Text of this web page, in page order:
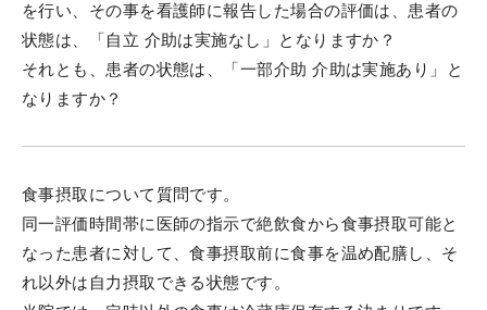
を行い、その事を看護師に報告した場合の評価は、患者の
状態は、「自立 介助は実施なし」となりますか？
それとも、患者の状態は、「一部介助 介助は実施あり」と
なりますか？
食事摂取について質問です。
同一評価時間帯に医師の指示で絶飲食から食事摂取可能と
なった患者に対して、食事摂取前に食事を温め配膳し、そ
れ以外は自力摂取できる状態です。